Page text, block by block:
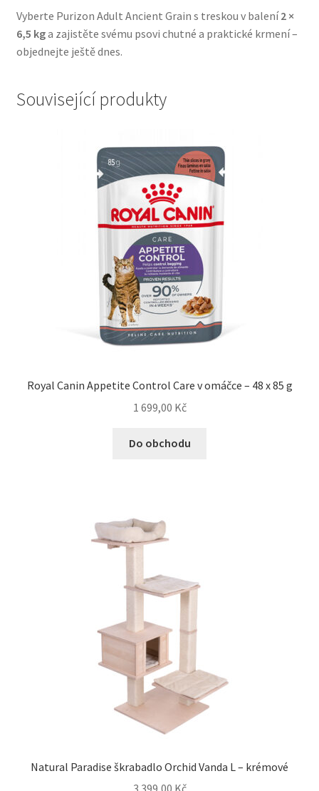
Vyberte Purizon Adult Ancient Grain s treskou v balení2 ×
6,5 kga zajistěte svému psovi chutné a praktické krmení –
objednejte ještě dnes.
Související produkty
Royal Canin Appetite Control Care v omáčce – 48 x 85 g
1 699,00 Kč
Do obchodu
Natural Paradise škrabadlo Orchid Vanda L – krémové